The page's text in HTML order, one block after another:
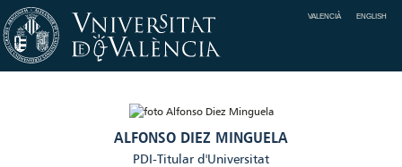
VALENCIÀ ENGLISH
ALFONSO DIEZ MINGUELA
PDI-Titular d'Universitat